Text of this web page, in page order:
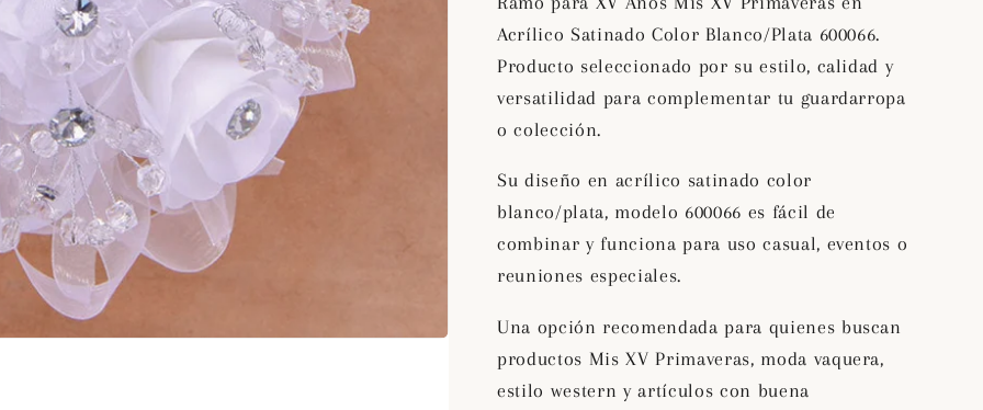
Acrílico
Satinado
Color
Blanco/Plata
600066
Acrílico
Satinado
Color
Blanco/Plata
Acrílico Satinado Color Blanco/Plata 600066.
Producto seleccionado por su estilo, calidad y
versatilidad para complementar tu guardarropa
o colección.
Su diseño en acrílico satinado color
blanco/plata, modelo 600066 es fácil de
combinar y funciona para uso casual, eventos o
reuniones especiales.
Una opción recomendada para quienes buscan
productos Mis XV Primaveras, moda vaquera,
estilo western y artículos con buena